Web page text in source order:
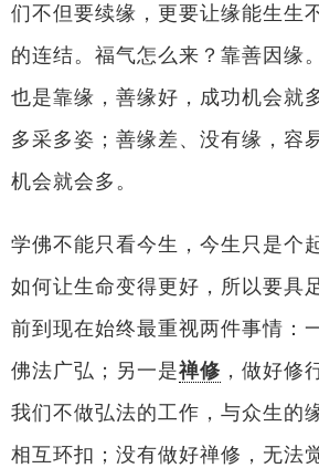
们不但要续缘，更要让缘能生生
的连结。福气怎么来？靠善因缘
也是靠缘，善缘好，成功机会就
多采多姿；善缘差、没有缘，容
机会就会多。
学佛不能只看今生，今生只是个
如何让生命变得更好，所以要具
前到现在始终最重视两件事情：
佛法广弘；另一是禅修，做好修
我们不做弘法的工作，与众生的
相互环扣；没有做好禅修，无法